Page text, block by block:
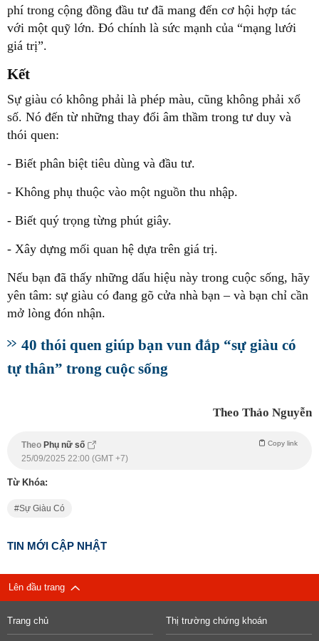
phí trong cộng đồng đầu tư đã mang đến cơ hội hợp tác
với một quỹ lớn. Đó chính là sức mạnh của “mạng lưới
giá trị”.
Kết
Sự giàu có không phải là phép màu, cũng không phải xổ
số. Nó đến từ những thay đổi âm thầm trong tư duy và
thói quen:
- Biết phân biệt tiêu dùng và đầu tư.
- Không phụ thuộc vào một nguồn thu nhập.
- Biết quý trọng từng phút giây.
- Xây dựng mối quan hệ dựa trên giá trị.
Nếu bạn đã thấy những dấu hiệu này trong cuộc sống, hãy
yên tâm: sự giàu có đang gõ cửa nhà bạn – và bạn chỉ cần
mở lòng đón nhận.
40 thói quen giúp bạn vun đắp “sự giàu có
tự thân” trong cuộc sống
Theo Thảo Nguyễn
Theo Phụ nữ số Copy link
25/09/2025 22:00 (GMT +7)
Từ Khóa:
Sự Giàu Có
TIN MỚI CẬP NHẬT
Lên đầu trang
Trang chủ Thị trường chứng khoán